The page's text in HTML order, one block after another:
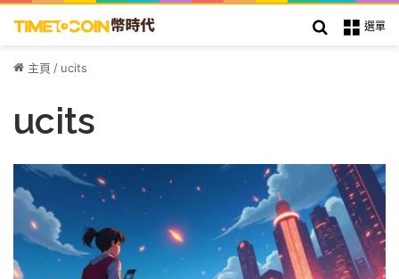
選單
搜索
主頁 / ucits
ucits